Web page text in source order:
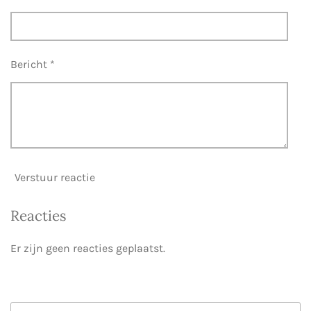
Bericht *
Verstuur reactie
Reacties
Er zijn geen reacties geplaatst.